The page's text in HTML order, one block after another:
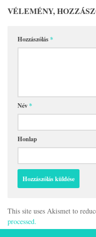
VÉLEMÉNY,
Hozzászólás*
Név*
Honlap
This site uses Akismet to
processed.